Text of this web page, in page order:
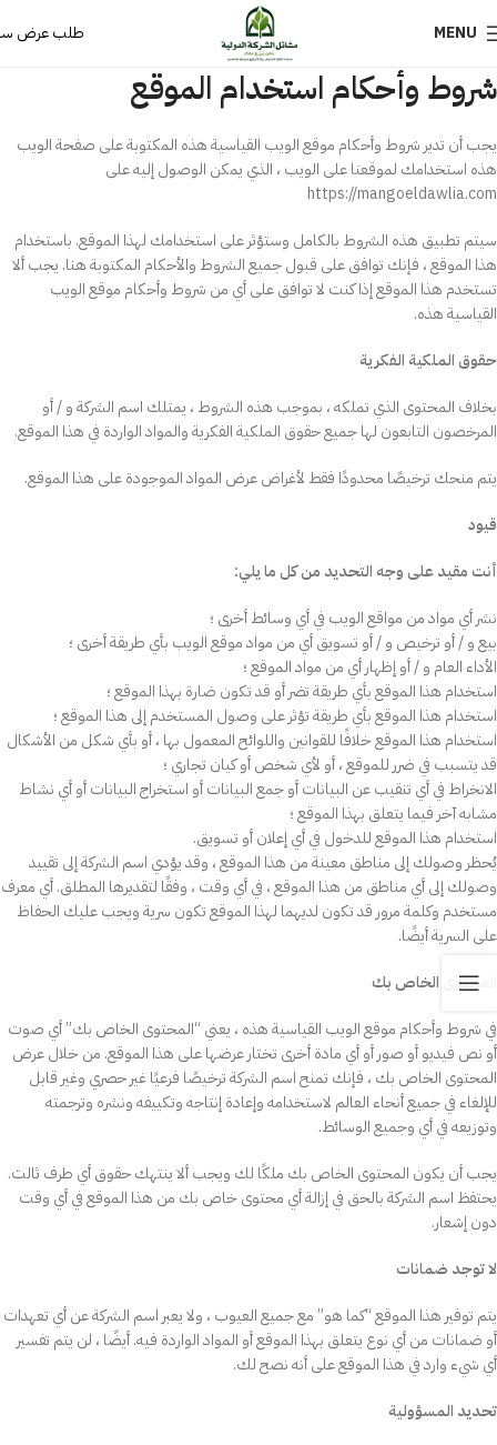
MENU طلب عرض
شروط وأحكام استخدام الموقع
يجب أن تدير شروط وأحكام موقع الويب القياسية هذه المكتوبة على صفحة الويب
هذه استخدامك لموقعنا على الويب ، الذي يمكن الوصول إليه على
https://mangoeldawlia.com
سيتم تطبيق هذه الشروط بالكامل وستؤثر على استخدامك لهذا الموقع. باستخدام
هذا الموقع ، فإنك توافق على قبول جميع الشروط والأحكام المكتوبة هنا. يجب ألا
تستخدم هذا الموقع إذا كنت لا توافق على أي من شروط وأحكام موقع الويب
القياسية هذه.
حقوق الملكية الفكرية
بخلاف المحتوى الذي تملكه ، بموجب هذه الشروط ، يمتلك اسم الشركة و / أو
المرخصون التابعون لها جميع حقوق الملكية الفكرية والمواد الواردة في هذا الموقع.
يتم منحك ترخيصًا محدودًا فقط لأغراض عرض المواد الموجودة على هذا الموقع.
قيود
أنت مقيد على وجه التحديد من كل ما يلي:
نشر أي مواد من مواقع الويب في أي وسائط أخرى ؛
بيع و / أو ترخيص و / أو تسويق أي من مواد موقع الويب بأي طريقة أخرى ؛
الأداء العام و / أو إظهار أي من مواد الموقع ؛
استخدام هذا الموقع بأي طريقة تضر أو قد تكون ضارة بهذا الموقع ؛
استخدام هذا الموقع بأي طريقة تؤثر على وصول المستخدم إلى هذا الموقع ؛
استخدام هذا الموقع خلافًا للقوانين واللوائح المعمول بها ، أو بأي شكل من الأشكال
قد يتسبب في ضرر للموقع ، أو لأي شخص أو كيان تجاري ؛
الانخراط في أي تنقيب عن البيانات أو جمع البيانات أو استخراج البيانات أو أي نشاط
مشابه آخر فيما يتعلق بهذا الموقع ؛
استخدام هذا الموقع للدخول في أي إعلان أو تسويق.
يُحظر وصولك إلى مناطق معينة من هذا الموقع ، وقد يؤدي اسم الشركة إلى تقييد
وصولك إلى أي مناطق من هذا الموقع ، في أي وقت ، وفقًا لتقديرها المطلق. أي معرف
مستخدم وكلمة مرور قد تكون لديهما لهذا الموقع تكون سرية ويجب عليك الحفاظ
على السرية أيضًا.
المحتوى الخاص بك
في شروط وأحكام موقع الويب القياسية هذه ، يعني “المحتوى الخاص بك” أي صوت
أو نص فيديو أو صور أو أي مادة أخرى تختار عرضها على هذا الموقع. من خلال عرض
المحتوى الخاص بك ، فإنك تمنح اسم الشركة ترخيصًا فرعيًا غير حصري وغير قابل
للإلغاء في جميع أنحاء العالم لاستخدامه وإعادة إنتاجه وتكييفه ونشره وترجمته
وتوزيعه في أي وجميع الوسائط.
يجب أن يكون المحتوى الخاص بك ملكًا لك ويجب ألا ينتهك حقوق أي طرف ثالث.
يحتفظ اسم الشركة بالحق في إزالة أي محتوى خاص بك من هذا الموقع في أي وقت
دون إشعار.
لا توجد ضمانات
يتم توفير هذا الموقع “كما هو” مع جميع العيوب ، ولا يعبر اسم الشركة عن أي تعهدات
أو ضمانات من أي نوع يتعلق بهذا الموقع أو المواد الواردة فيه. أيضًا ، لن يتم تفسير
أي شيء وارد في هذا الموقع على أنه نصح لك.
تحديد المسؤولية